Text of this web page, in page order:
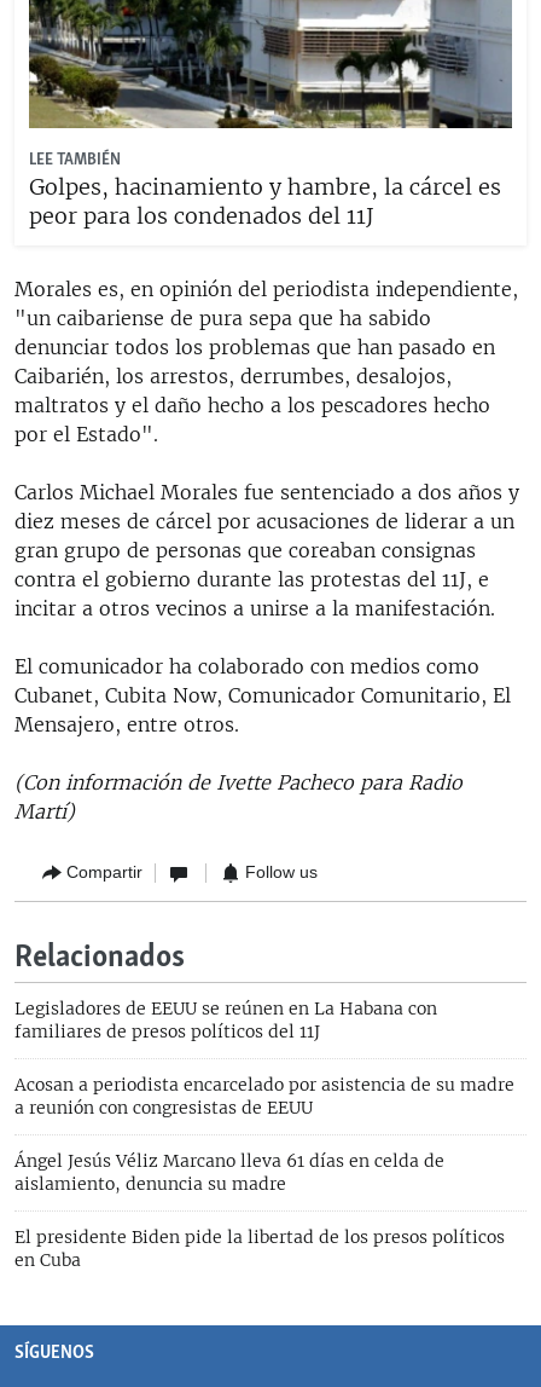
LEE TAMBIÉN
Golpes, hacinamiento y hambre, la cárcel es
peor para los condenados del 11J
Morales es, en opinión del periodista independiente,
"un caibariense de pura sepa que ha sabido
denunciar todos los problemas que han pasado en
Caibarién, los arrestos, derrumbes, desalojos,
maltratos y el daño hecho a los pescadores hecho
por el Estado".
Carlos Michael Morales fue sentenciado a dos años y
diez meses de cárcel por acusaciones de liderar a un
gran grupo de personas que coreaban consignas
contra el gobierno durante las protestas del 11J, e
incitar a otros vecinos a unirse a la manifestación.
El comunicador ha colaborado con medios como
Cubanet, Cubita Now, Comunicador Comunitario, El
Mensajero, entre otros.
(Con información de Ivette Pacheco para Radio
Martí)
Compartir Follow us
Relacionados
Legisladores de EEUU se reúnen en La Habana con
familiares de presos políticos del 11J
Acosan a periodista encarcelado por asistencia de su madre
a reunión con congresistas de EEUU
Ángel Jesús Véliz Marcano lleva 61 días en celda de
aislamiento, denuncia su madre
El presidente Biden pide la libertad de los presos políticos
en Cuba
SÍGUENOS